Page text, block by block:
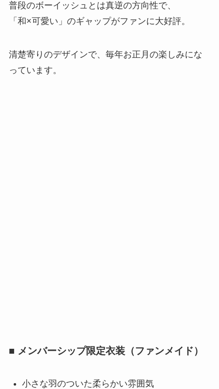
普段のボーイッシュとは真逆の方向性で、
「和×可愛い」のギャップがファンに大好評。
清楚寄りのデザインで、毎年お正月の楽しみにな
っています。
■ メンバーシップ限定衣装（ファンメイド）
小さな羽のついた柔らかい雰囲気